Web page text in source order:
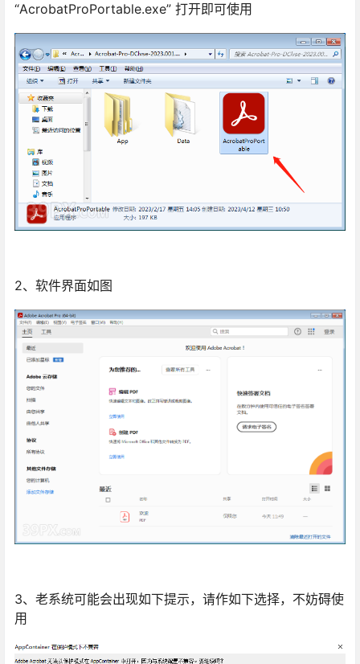
“AcrobatProPortable.exe” 打开即可使用
2、软件界面如图
3、老系统可能会出现如下提示，请作如下选择，不妨碍使
用